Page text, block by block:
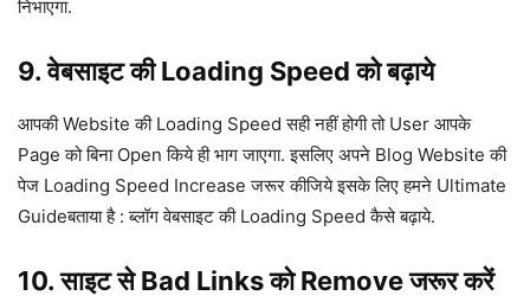
निभाएगा.
9. वेबसाइट की Loading Speed को बढ़ाये
आपकी Website की Loading Speed सही नहीं होगी तो User आपके
Page को बिना Open किये ही भाग जाएगा. इसलिए अपने Blog Website की
पेज Loading Speed Increase जरूर कीजिये इसके लिए हमने Ultimate
Guideबताया है : ब्लॉग वेबसाइट की Loading Speed कैसे बढ़ाये.
10. साइट से Bad Links को Remove जरूर करें